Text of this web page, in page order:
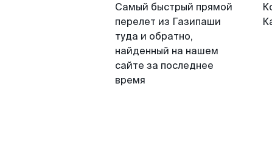
Самый быстрый прямой
перелет из Газипаши
туда и обратно,
найденный на нашем
сайте за последнее
время